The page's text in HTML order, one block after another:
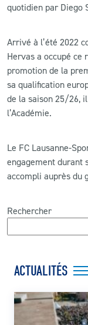
LS ACADEMY CAMPS
MATCH DES CELEBRITES
quotidien par Diego
Arrivé à l’été 2022
Hervas a occupé ce
promotion de la
sa qualification
de la saison 25/26,
l’Académie.
Le FC Lausanne-
engagement durant
accompli auprès du
Rechercher
ACTUALITÉS